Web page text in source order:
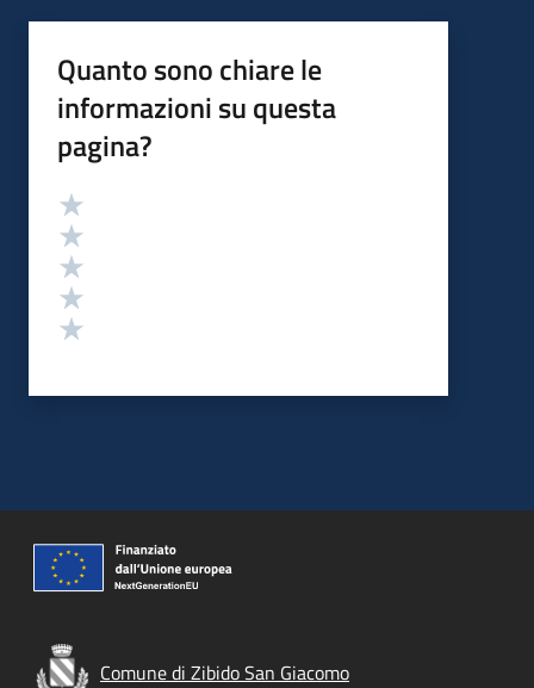
Quanto sono chiare le
informazioni su questa
pagina?
Valutazione
Comune di Zibido San Giacomo